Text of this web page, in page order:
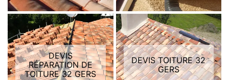
DEVIS
RÉPARATION DE
TOITURE 32 GERS
DEVIS TOITURE 32
GERS